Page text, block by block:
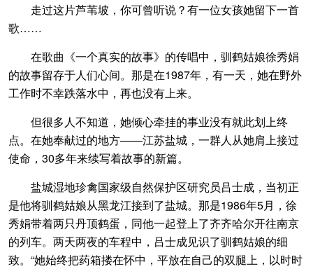
走过这片芦苇坡，你可曾听说？有一位女孩她留下一首
歌……
在歌曲《一个真实的故事》的传唱中，驯鹤姑娘徐秀娟
的故事留存于人们心间。那是在1987年，有一天，她在野外
工作时不幸跌落水中，再也没有上来。
但很多人不知道，她倾心牵挂的事业没有就此划上终
点。在她奉献过的地方——江苏盐城，一群人从她肩上接过
使命，30多年来续写着故事的新篇。
盐城湿地珍禽国家级自然保护区研究员吕士成，当初正
是他将驯鹤姑娘从黑龙江接到了盐城。那是1986年5月，徐
秀娟带着两只丹顶鹤蛋，同他一起登上了齐齐哈尔开往南京
的列车。两天两夜的车程中，吕士成见识了驯鹤姑娘的细
致。“她始终把药箱搂在怀中，平放在自己的双腿上，以时时